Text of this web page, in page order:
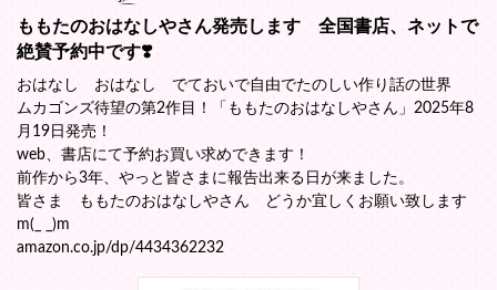
ももたのおはなしやさん発売します 全国書店、ネットで
絶賛予約中です❣️
おはなし おはなし でておいで自由でたのしい作り話の世界
ムカゴンズ待望の第2作目！「ももたのおはなしやさん」2025年8
月19日発売！
web、書店にて予約お買い求めできます！
前作から3年、やっと皆さまに報告出来る日が来ました。
皆さま ももたのおはなしやさん どうか宜しくお願い致します
m(_ _)m
amazon.co.jp/dp/4434362232